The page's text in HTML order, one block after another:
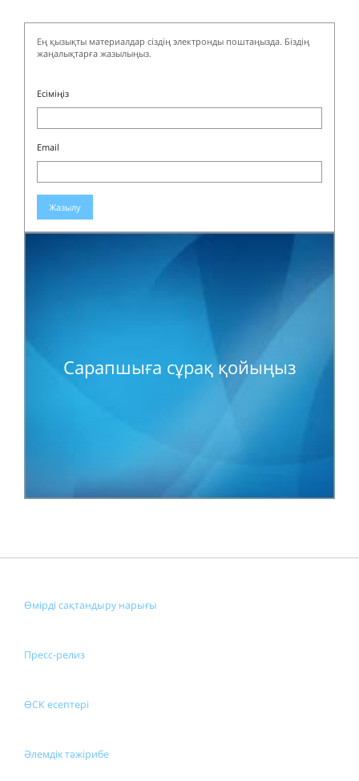
Ең қызықты материалдар сіздің электронды поштаңызда. Біздің
жаңалықтарға жазылыңыз.
Есіміңіз
Email
Жазылу
Сарапшыға сұрақ қойыңыз
Өмірді сақтандыру нарығы
Пресс-релиз
ӨСК есептері
Әлемдік тәжірибе